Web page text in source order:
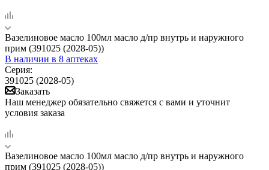
Вазелиновое масло 100мл масло д/пр внутрь и наружного
прим (391025 (2028-05))
В наличии в 8 аптеках
Серия:
391025 (2028-05)
Заказать
Наш менеджер обязательно свяжется с вами и уточнит
условия заказа
Вазелиновое масло 100мл масло д/пр внутрь и наружного
прим (391025 (2028-05))